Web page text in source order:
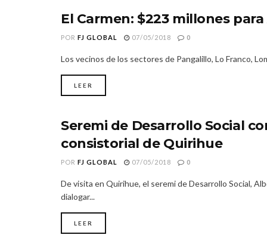
REGIÓN DE ÑUBLE
El Carmen: $223 millones
POR FJ GLOBAL 07/05/2018 0
Los vecinos de los sectores de Pangalillo, Lo Franco,
LEER
REGIÓN DE ÑUBLE
Seremi de Desarrollo Social
consistorial de Quirihue
POR FJ GLOBAL 07/05/2018 0
De visita en Quirihue, el seremi de Desarrollo Social,
dialogar...
LEER